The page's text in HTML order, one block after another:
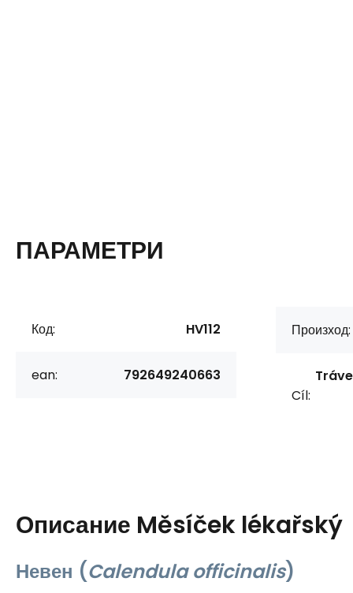
ПАРАМЕТРИ
Код: HV112
ean: 792649240663
Произход:
Cíl:
Описание Měsíček lékařský
Невен (Calendula officinalis)